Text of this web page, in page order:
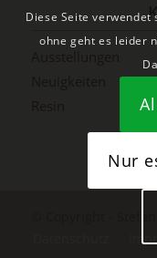
© Copyright -
Diese Seite verwendet
ohne geht es leider
Nur